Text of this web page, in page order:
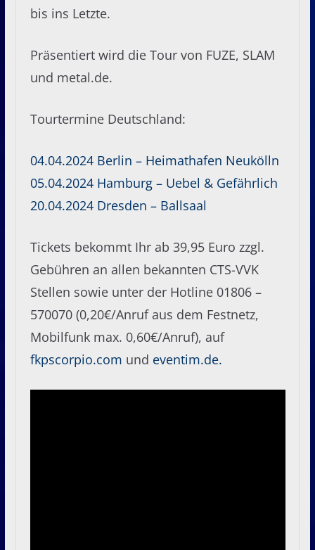
bis ins Letzte.
Präsentiert wird die Tour von FUZE, SLAM
und metal.de.
Tourtermine Deutschland:
04.04.2024 Berlin – Heimathafen Neukölln
05.04.2024 Hamburg – Uebel & Gefährlich
20.04.2024 Dresden – Ballsaal
Tickets bekommt Ihr ab 39,95 Euro zzgl.
Gebühren an allen bekannten CTS-VVK
Stellen sowie unter der Hotline 01806 –
570070 (0,20€/Anruf aus dem Festnetz,
Mobilfunk max. 0,60€/Anruf), auf
fkpscorpio.com und eventim.de.